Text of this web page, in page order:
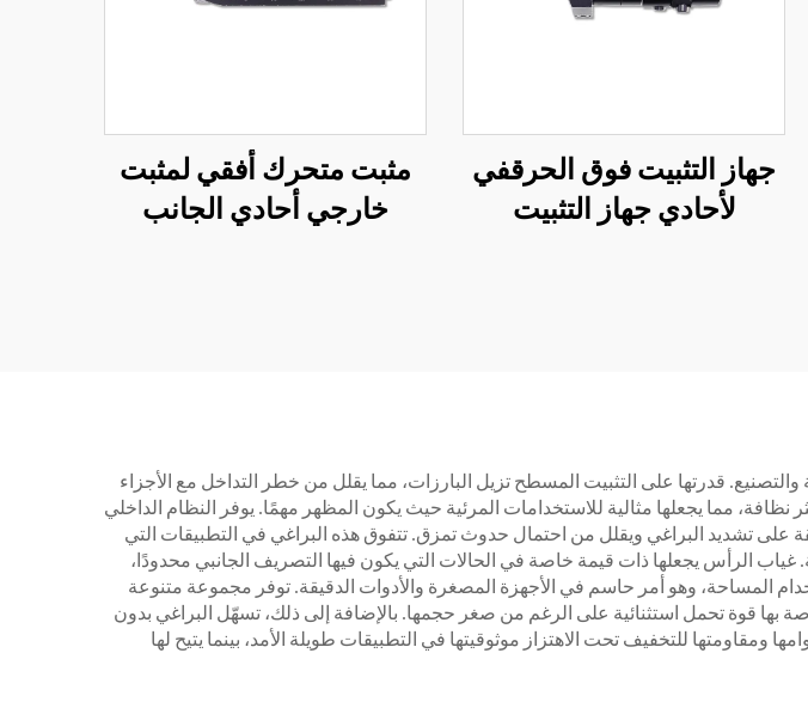
جهاز التثبيت فوق الحرقفي
لأحادي جهاز التثبيت
مثبت متحرك أفقي لمثبت
خارجي أحادي الجانب
قدرتها على التثبيت المسطح تزيل البارزات، مما يقلل من خطر التداخل مع الأجزاء
مما يجعلها مثالية للاستخدامات المرئية حيث يكون المظهر مهمًا. يوفر النظام الداخلي
على تشديد البراغي ويقلل من احتمال حدوث تمزق. تتفوق هذه البراغي في التطبيقات التي
الرأس يجعلها ذات قيمة خاصة في الحالات التي يكون فيها التصريف الجانبي محدودًا،
المساحة، وهو أمر حاسم في الأجهزة المصغرة والأدوات الدقيقة. توفر مجموعة متنوعة
بها قوة تحمل استثنائية على الرغم من صغر حجمها. بالإضافة إلى ذلك، تسهّل البراغي بدون
للتخفيف تحت الاهتزاز موثوقيتها في التطبيقات طويلة الأمد، بينما يتيح لها